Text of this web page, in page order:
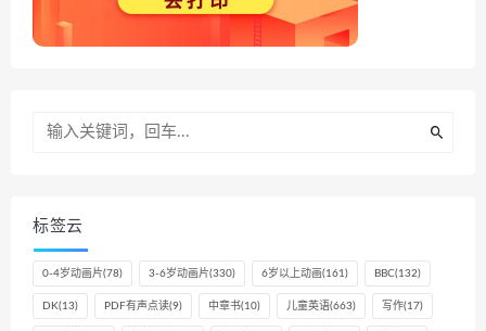
标签云
0-4岁动画片(78) 3-6岁动画片(330) 6岁以上动画(161) BBC(132)
DK(13) PDF有声点读(9) 中章书(10) 儿童英语(663) 写作(17)